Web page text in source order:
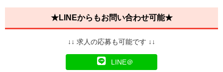
★LINEからもお問い合わせ可能★
↓↓ 求人の応募も可能です ↓↓
LINE＠